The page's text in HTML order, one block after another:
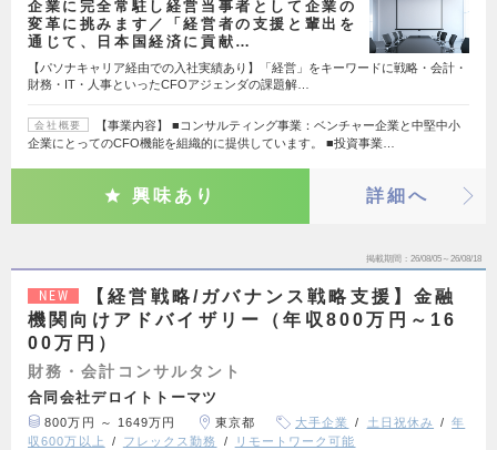
企業に完全常駐し経営当事者として企業の
変革に挑みます／「経営者の支援と輩出を
通じて、日本国経済に貢献…
【パソナキャリア経由での入社実績あり】「経営」をキーワードに戦略・会計・
財務・IT・人事といったCFOアジェンダの課題解…
会社概要
【事業内容】 ■コンサルティング事業：ベンチャー企業と中堅中小
企業にとってのCFO機能を組織的に提供しています。 ■投資事業…
興味あり 詳細へ
掲載期間 26/08/05～26/08/18
NEW
【経営戦略/ガバナンス戦略支援】金融
機関向けアドバイザリー（年収800万円～16
00万円）
財務・会計コンサルタント
合同会社デロイトトーマツ
800万円 ～ 1649万円 東京都 大手企業 土日祝休み
年
収600万以上
フレックス勤務 リモートワーク可能